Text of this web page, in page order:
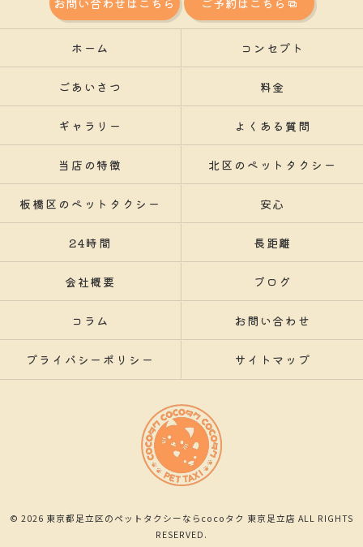
ホーム コンセプト
ごあいさつ 料金
ギャラリー よくある質問
当店の特徴 北区のペットタクシー
板橋区のペットタクシー 安心
24時間 長距離
会社概要 ブログ
コラム お問い合わせ
プライバシーポリシー サイトマップ
© 2026 東京都足立区のペットタクシーならcocoタク 東京足立店 ALL RIGHTS
RESERVED.